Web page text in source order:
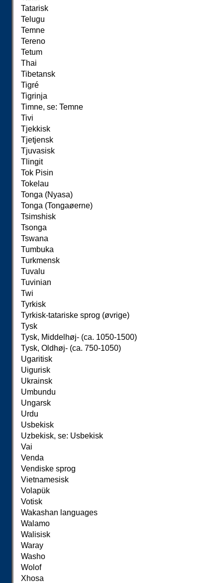
Tatarisk
Telugu
Temne
Tereno
Tetum
Thai
Tibetansk
Tigré
Tigrinja
Timne, se: Temne
Tivi
Tjekkisk
Tjetjensk
Tjuvasisk
Tlingit
Tok Pisin
Tokelau
Tonga (Nyasa)
Tonga (Tongaøerne)
Tsimshisk
Tsonga
Tswana
Tumbuka
Turkmensk
Tuvalu
Tuvinian
Twi
Tyrkisk
Tyrkisk-tatariske sprog (øvrige)
Tysk
Tysk, Middelhøj- (ca. 1050-1500)
Tysk, Oldhøj- (ca. 750-1050)
Ugaritisk
Uigurisk
Ukrainsk
Umbundu
Ungarsk
Urdu
Usbekisk
Uzbekisk, se: Usbekisk
Vai
Venda
Vendiske sprog
Vietnamesisk
Volapük
Votisk
Wakashan languages
Walamo
Walisisk
Waray
Washo
Wolof
Xhosa